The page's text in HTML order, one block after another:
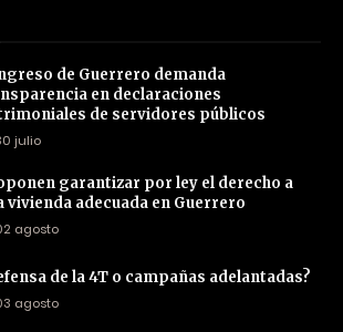
de Guerrero demanda
en declaraciones
de servidores públicos
julio
garantizar por ley el derecho a
vivienda adecuada en Guerrero
agosto
de la 4T o campañas adelantadas?
agosto